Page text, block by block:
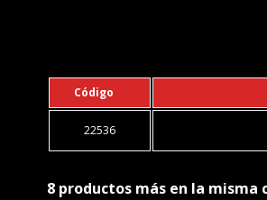
Código
22536
8 productos más en la misma